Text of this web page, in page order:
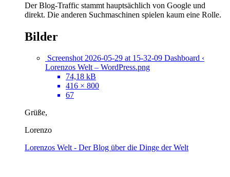
Der Blog-Traffic stammt hauptsächlich von Google und
direkt. Die anderen Suchmaschinen spielen kaum eine Rolle.
Bilder
Screenshot 2026-05-29 at 15-32-09 Dashboard ‹
Lorenzos Welt – WordPress.png
74,18 kB
416 × 800
67
Grüße,
Lorenzo
Lorenzos Welt - Der Blog über die Dinge der Welt